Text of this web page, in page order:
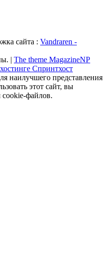
сайта : Vandraren -
| The theme MagazineNP
Спринтхост
наилучшего представления
этот сайт, вы
cookie-файлов.